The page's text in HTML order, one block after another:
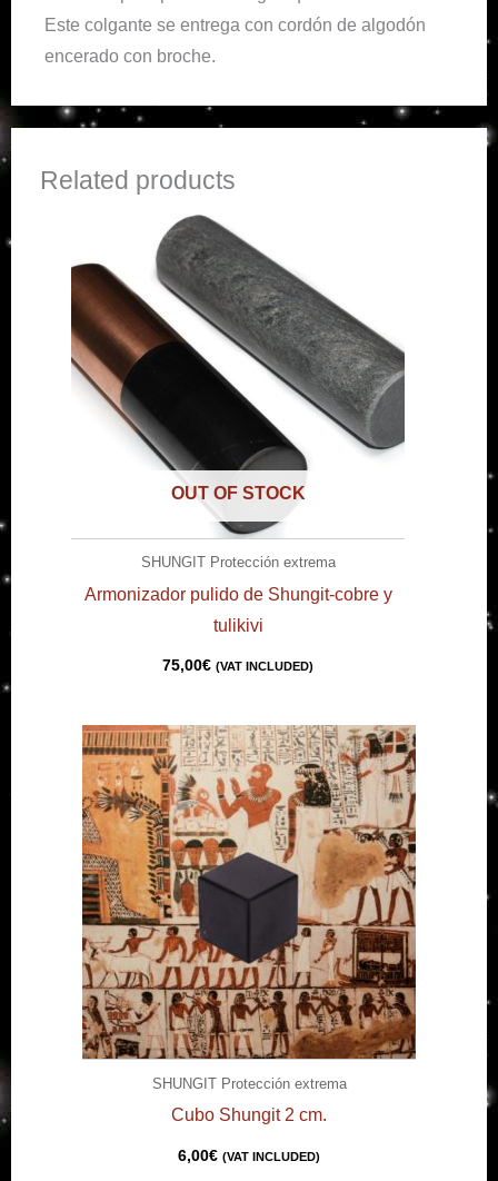
Este colgante se entrega con cordón de algodón
encerado con broche.
Related products
OUT OF STOCK
SHUNGIT Protección extrema
Armonizador pulido de Shungit-cobre y
tulikivi
75,00€ (VAT INCLUDED)
SHUNGIT Protección extrema
Cubo Shungit 2 cm.
6,00€ (VAT INCLUDED)